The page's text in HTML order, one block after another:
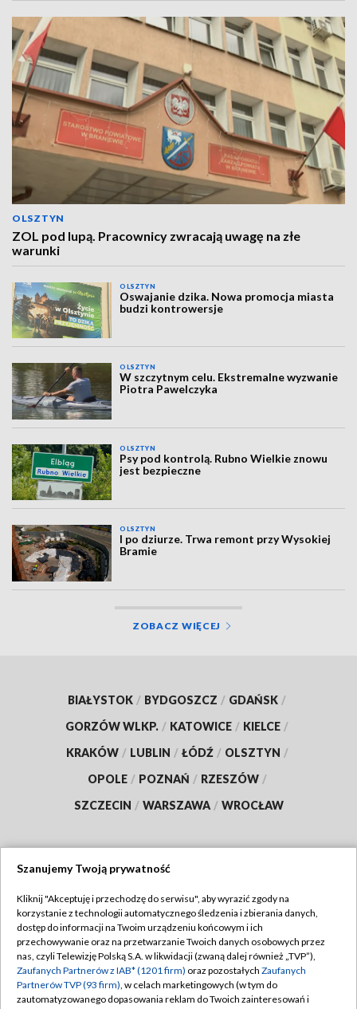
OLSZTYN
ZOL pod lupą. Pracownicy zwracają uwagę na złe
warunki
OLSZTYN
Oswajanie dzika. Nowa promocja miasta
budzi kontrowersje
OLSZTYN
W szczytnym celu. Ekstremalne wyzwanie
Piotra Pawelczyka
OLSZTYN
Psy pod kontrolą. Rubno Wielkie znowu
jest bezpieczne
OLSZTYN
I po dziurze. Trwa remont przy Wysokiej
Bramie
ZOBACZ WIĘCEJ
BIAŁYSTOK / BYDGOSZCZ / GDAŃSK /
GORZÓW WLKP. / KATOWICE / KIELCE /
KRAKÓW / LUBLIN / ŁÓDŹ / OLSZTYN /
OPOLE / POZNAŃ / RZESZÓW /
SZCZECIN / WARSZAWA / WROCŁAW
TVP
Abonament TVP
Emisja w TVP
Centrum informacji TVP
Regulamin TVP
Polityka prywatności
Moje zgody
Szanujemy Twoją prywatność
Kliknij "Akceptuję i przechodzę do serwisu", aby wyrazić zgody na
korzystanie z technologii automatycznego śledzenia i zbierania danych,
dostęp do informacji na Twoim urządzeniu końcowym i ich
przechowywanie oraz na przetwarzanie Twoich danych osobowych przez
nas, czyli Telewizję Polską S.A. w likwidacji (zwaną dalej również „TVP”),
Zaufanych Partnerów z IAB* (1201 firm) oraz pozostałych Zaufanych
Partnerów TVP (93 firm), w celach marketingowych (w tym do
zautomatyzowanego dopasowania reklam do Twoich zainteresowań i